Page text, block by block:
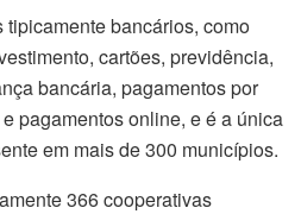
bancários, como
cartões, previdência,
bancária, pagamentos por
pagamentos online, e é a única
em mais de 300 municípios.
366 cooperativas